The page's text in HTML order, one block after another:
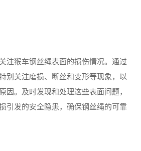
猴车钢丝绳表面的损伤情况。通过
别关注磨损、断丝和变形等现象，以
因。及时发现和处理这些表面问题，
引发的安全隐患，确保钢丝绳的可靠